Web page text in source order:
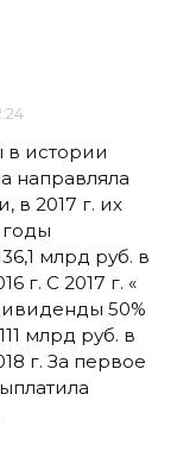
истории
направляла
в 2017 г. их
годы
млрд руб. в
г. С 2017 г. «
50%
млрд руб. в
г. За первое